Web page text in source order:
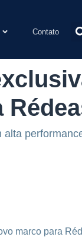
Contato